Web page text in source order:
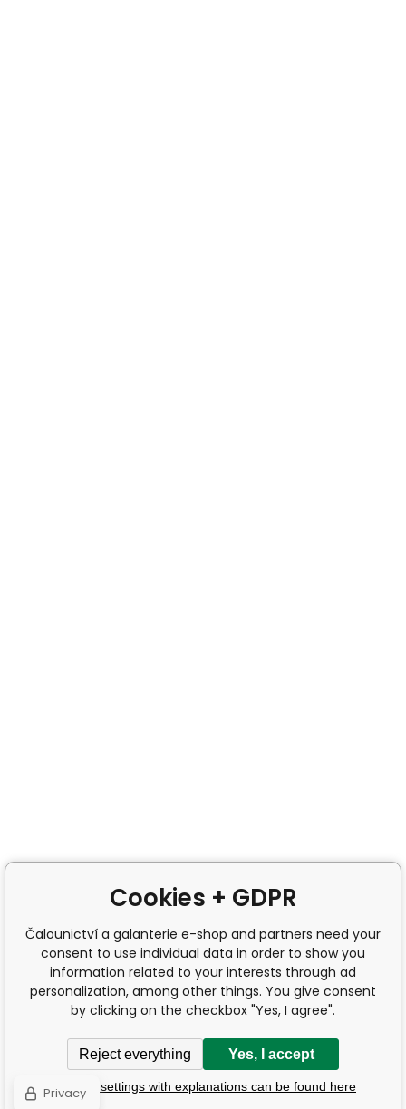
Cookies + GDPR
Čalounictví a galanterie e-shop and partners need your
consent to use individual data in order to show you
information related to your interests through ad
personalization, among other things. You give consent
by clicking on the checkbox "Yes, I agree".
Reject everything Yes, I accept
Detailed settings with explanations can be found here
Privacy